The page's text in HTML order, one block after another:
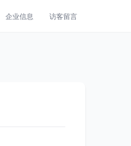
企业信息 访客留言